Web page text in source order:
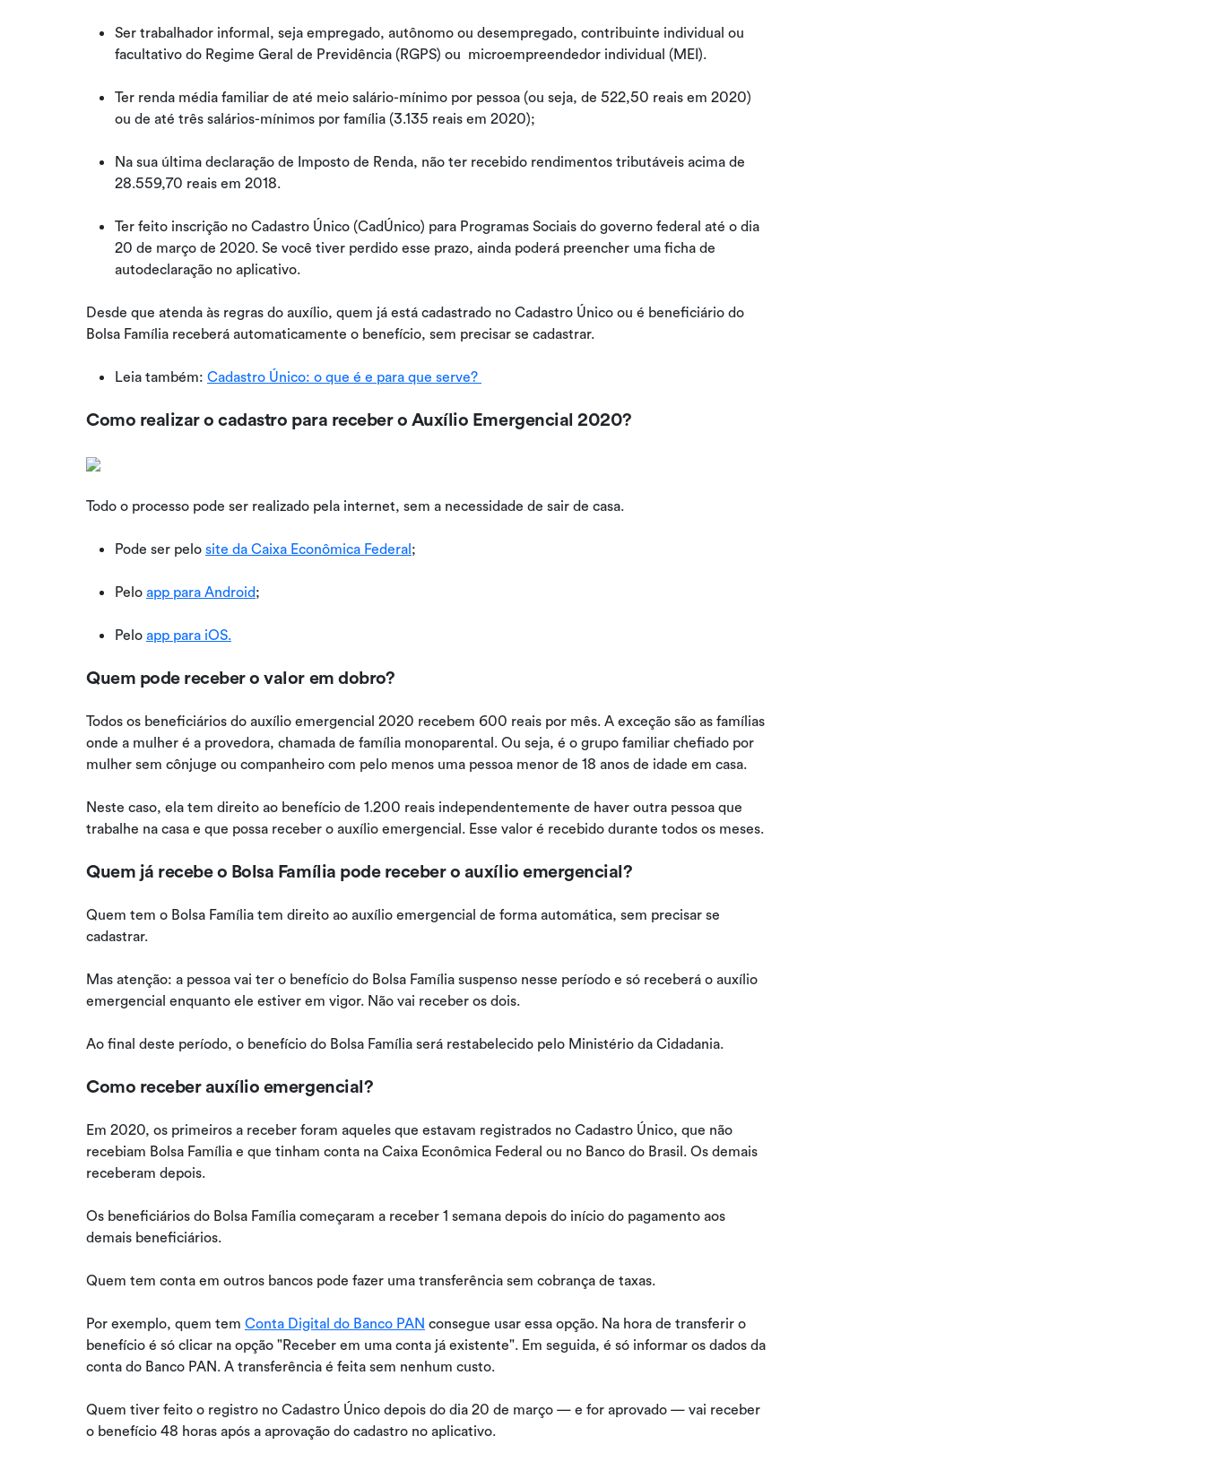
Ser trabalhador informal, seja empregado, autônomo ou desempregado, contribuinte individual ou
facultativo do Regime Geral de Previdência (RGPS) ou microempreendedor individual (MEI).
Ter renda média familiar de até meio salário-mínimo por pessoa (ou seja, de 522,50 reais em 2020)
ou de até três salários-mínimos por família (3.135 reais em 2020);
Na sua última declaração de Imposto de Renda, não ter recebido rendimentos tributáveis acima de
28.559,70 reais em 2018.
Ter feito inscrição no Cadastro Único (CadÚnico) para Programas Sociais do governo federal até o dia
20 de março de 2020. Se você tiver perdido esse prazo, ainda poderá preencher uma ficha de
autodeclaração no aplicativo.
Desde que atenda às regras do auxílio, quem já está cadastrado no Cadastro Único ou é beneficiário do
Bolsa Família receberá automaticamente o benefício, sem precisar se cadastrar.
Leia também: Cadastro Único: o que é e para que serve?
Como realizar o cadastro para receber o Auxílio Emergencial 2020?
Todo o processo pode ser realizado pela internet, sem a necessidade de sair de casa.
Pode ser pelo site da Caixa Econômica Federal;
Pelo app para Android;
Pelo app para iOS.
Quem pode receber o valor em dobro?
Todos os beneficiários do auxílio emergencial 2020 recebem 600 reais por mês. A exceção são as famílias
onde a mulher é a provedora, chamada de família monoparental. Ou seja, é o grupo familiar chefiado por
mulher sem cônjuge ou companheiro com pelo menos uma pessoa menor de 18 anos de idade em casa.
Neste caso, ela tem direito ao benefício de 1.200 reais independentemente de haver outra pessoa que
trabalhe na casa e que possa receber o auxílio emergencial. Esse valor é recebido durante todos os meses.
Quem já recebe o Bolsa Família pode receber o auxílio emergencial?
Quem tem o Bolsa Família tem direito ao auxílio emergencial de forma automática, sem precisar se
cadastrar.
Mas atenção: a pessoa vai ter o benefício do Bolsa Família suspenso nesse período e só receberá o auxílio
emergencial enquanto ele estiver em vigor. Não vai receber os dois.
Ao final deste período, o benefício do Bolsa Família será restabelecido pelo Ministério da Cidadania.
Como receber auxílio emergencial?
Em 2020, os primeiros a receber foram aqueles que estavam registrados no Cadastro Único, que não
recebiam Bolsa Família e que tinham conta na Caixa Econômica Federal ou no Banco do Brasil. Os demais
receberam depois.
Os beneficiários do Bolsa Família começaram a receber 1 semana depois do início do pagamento aos
demais beneficiários.
Quem tem conta em outros bancos pode fazer uma transferência sem cobrança de taxas.
Por exemplo, quem tem Conta Digital do Banco PAN consegue usar essa opção. Na hora de transferir o
benefício é só clicar na opção "Receber em uma conta já existente". Em seguida, é só informar os dados da
conta do Banco PAN. A transferência é feita sem nenhum custo.
Quem tiver feito o registro no Cadastro Único depois do dia 20 de março — e for aprovado — vai receber
o benefício 48 horas após a aprovação do cadastro no aplicativo.